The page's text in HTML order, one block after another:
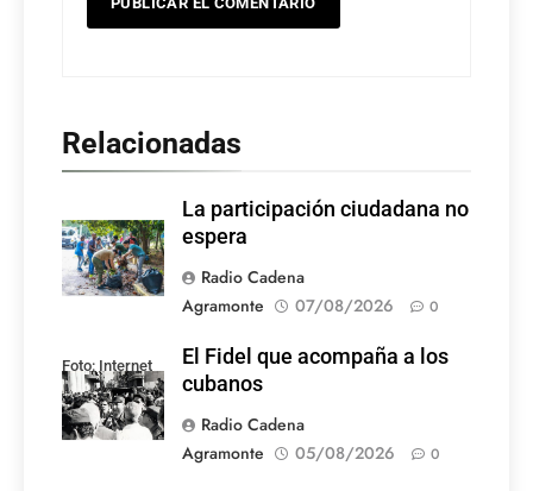
Relacionadas
La participación ciudadana no
espera
Radio Cadena
Agramonte
07/08/2026 0
Foto: Internet
El Fidel que acompaña a los
cubanos
Radio Cadena
Agramonte
05/08/2026 0